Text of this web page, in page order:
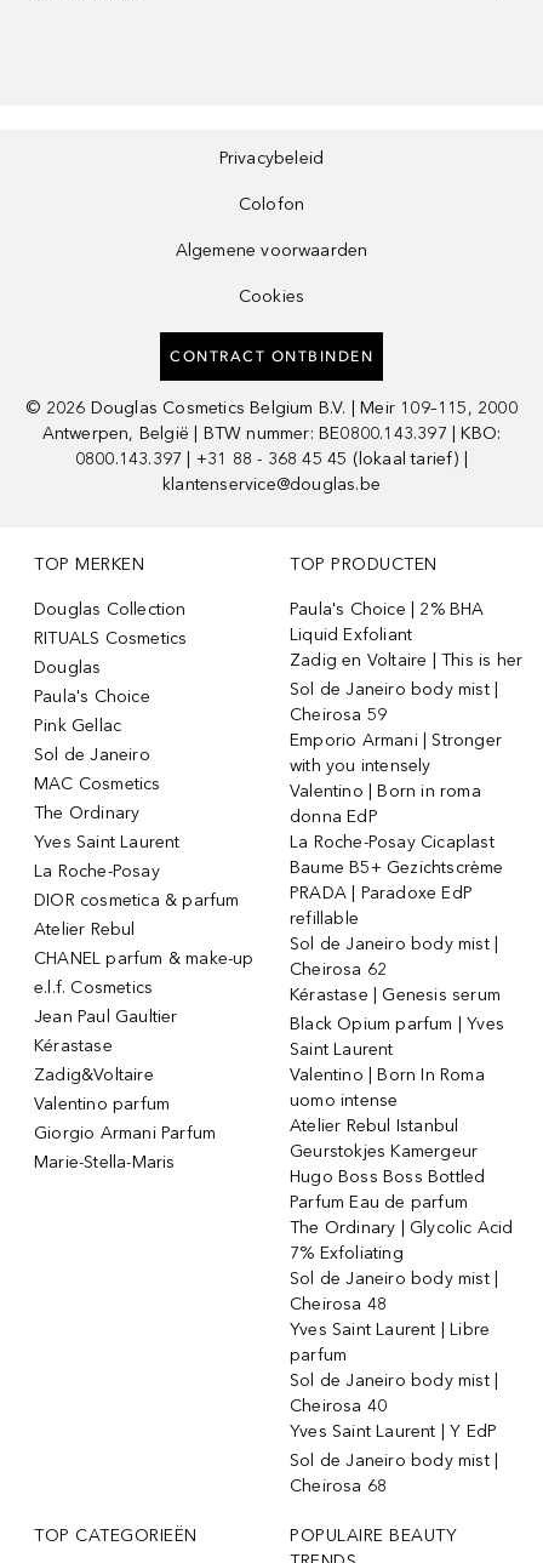
Privacybeleid
Colofon
Algemene voorwaarden
Cookies
CONTRACT ONTBINDEN
© 2026 Douglas Cosmetics Belgium B.V. | Meir 109–115, 2000
Antwerpen, België | BTW nummer: BE0800.143.397 | KBO:
0800.143.397 | +31 88 - 368 45 45 (lokaal tarief) |
klantenservice@douglas.be
TOP MERKEN
Douglas Collection
RITUALS Cosmetics
Douglas
Paula's Choice
Pink Gellac
Sol de Janeiro
MAC Cosmetics
The Ordinary
Yves Saint Laurent
La Roche-Posay
DIOR cosmetica & parfum
Atelier Rebul
CHANEL parfum & make-up
e.l.f. Cosmetics
Jean Paul Gaultier
Kérastase
Zadig&Voltaire
Valentino parfum
Giorgio Armani Parfum
Marie-Stella-Maris
TOP PRODUCTEN
Paula's Choice | 2% BHA
Liquid Exfoliant
Zadig en Voltaire | This is her
Sol de Janeiro body mist |
Cheirosa 59
Emporio Armani | Stronger
with you intensely
Valentino | Born in roma
donna EdP
La Roche-Posay Cicaplast
Baume B5+ Gezichtscrème
PRADA | Paradoxe EdP
refillable
Sol de Janeiro body mist |
Cheirosa 62
Kérastase | Genesis serum
Black Opium parfum | Yves
Saint Laurent
Valentino | Born In Roma
uomo intense
Atelier Rebul Istanbul
Geurstokjes Kamergeur
Hugo Boss Boss Bottled
Parfum Eau de parfum
The Ordinary | Glycolic Acid
7% Exfoliating
Sol de Janeiro body mist |
Cheirosa 48
Yves Saint Laurent | Libre
parfum
Sol de Janeiro body mist |
Cheirosa 40
Yves Saint Laurent | Y EdP
Sol de Janeiro body mist |
Cheirosa 68
TOP CATEGORIEËN
POPULAIRE BEAUTY